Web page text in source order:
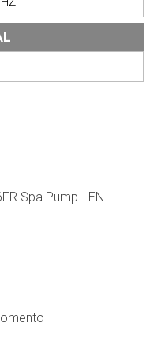
Spa Pump - EN